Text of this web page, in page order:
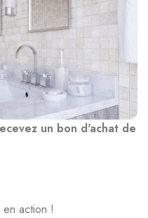
un bon d'achat de
action !